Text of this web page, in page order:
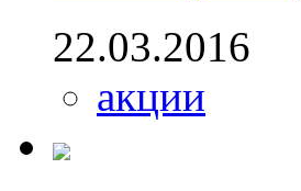
22.03.2016
акции